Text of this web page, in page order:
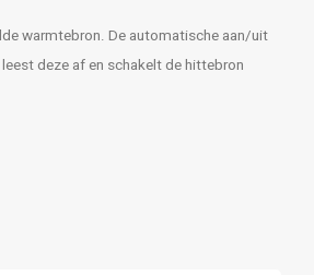
warmtebron. De automatische aan/uit
deze af en schakelt de hittebron